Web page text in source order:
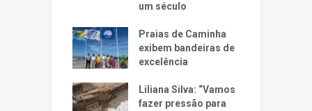
um século
Praias de Caminha
exibem bandeiras de
excelência
Liliana Silva: “Vamos
fazer pressão para